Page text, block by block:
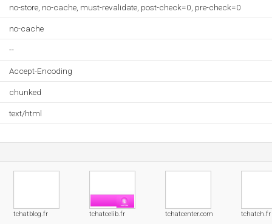
no-store, no-cache, must-revalidate, post-check=0, pre-check=0
no-cache
--
Accept-Encoding
chunked
text/html
tchatblog.fr tchatcelib.fr tchatcenter.com tchatch.fr